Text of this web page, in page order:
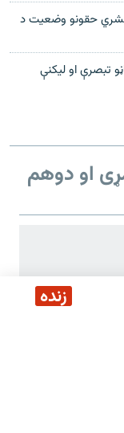
زنده
حقونو وضعیت د
تبصرې او لیکنې
او دوهم